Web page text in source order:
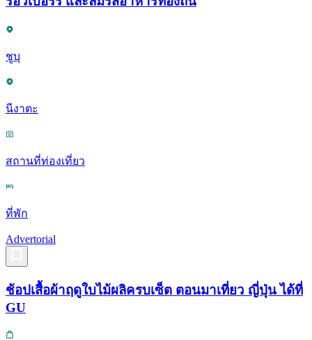
ชูบุ
นีงาตะ
สถานที่ท่องเที่ยว
ที่พัก
Advertorial
ช้อปเสื้อผ้าฤดูใบไม้ผลิครบเซ็ต ตอนมาเที่ยว ญี่ปุ่น ได้ที่
GU